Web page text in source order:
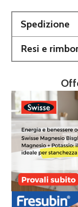
Spedizione
Resi e